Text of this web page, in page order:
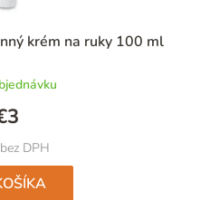
krém na ruky 100 ml
DPH